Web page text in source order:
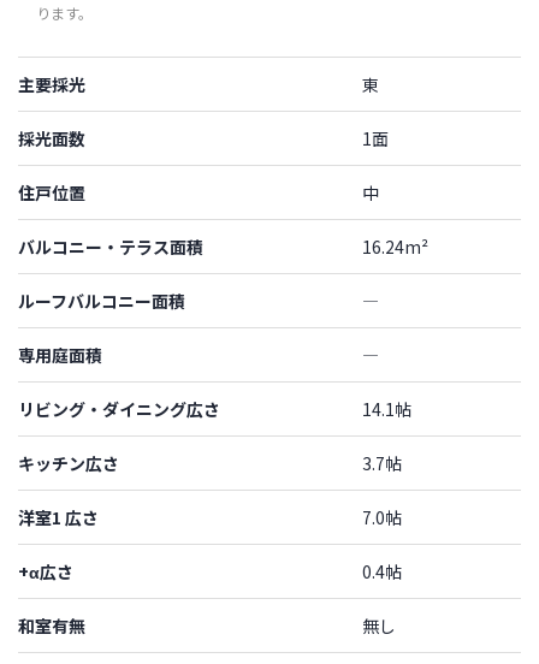
ります。
主要採光 東
採光面数 1面
住戸位置 中
バルコニー・テラス面積 16.24m²
ルーフバルコニー面積 ―
専用庭面積 ―
リビング・ダイニング広さ 14.1帖
キッチン広さ 3.7帖
洋室1 広さ 7.0帖
+α広さ 0.4帖
和室有無 無し